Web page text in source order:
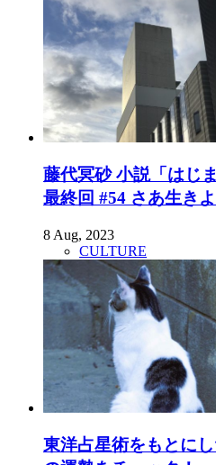
藤代冥砂 小説「はじ
最終回 #54 さあ生き
8 Aug, 2023
CULTURE
東洋占星術をもとに